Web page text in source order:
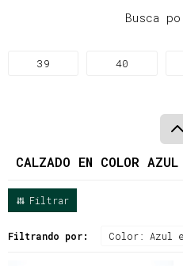
Busca
39 40
CALZADO EN COLOR
Filtrando por: Color: Azul